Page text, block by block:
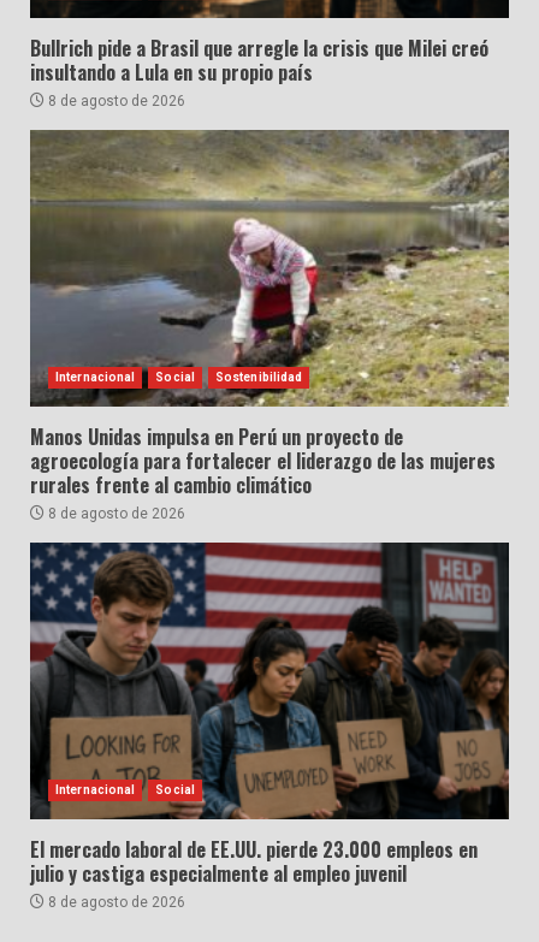
Bullrich pide a Brasil que arregle la crisis que Milei creó
insultando a Lula en su propio país
8 de agosto de 2026
Internacional Social Sostenibilidad
Manos Unidas impulsa en Perú un proyecto de
agroecología para fortalecer el liderazgo de las mujeres
rurales frente al cambio climático
8 de agosto de 2026
Internacional Social
El mercado laboral de EE.UU. pierde 23.000 empleos en
julio y castiga especialmente al empleo juvenil
8 de agosto de 2026